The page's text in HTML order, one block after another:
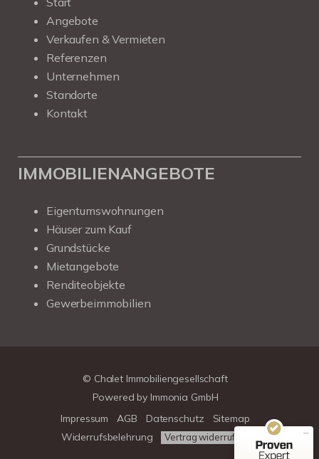
Angebote
Verkaufen & Vermieten
Referenzen
Unternehmen
Standorte
Kontakt
IMMOBILIENANGEBOTE
Eigentumswohnungen
Häuser zum Kauf
Grundstücke
Mietangebote
Renditeobjekte
Gewerbeimmobilien
© Chalet Immobiliengesellschaft
Powered by Immonia GmbH
Impressum
AGB Datenschutz
Sitemap
Widerrufsbelehrung
Vertrag widerrufen
SEHR GUT
4,78 / 5,00
39
Bewertungen auf
313